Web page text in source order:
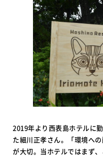
2019年より西表島ホテルに
た細川正孝さん。「環境へ
が大切。当ホテルではまず